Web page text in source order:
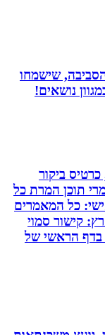
שישמחו
נושאים!
ביקור
24 מאמרי תוכן המרת כל
כל המאמרים
סמוי
של